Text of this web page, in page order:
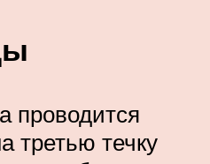
проводится
третью течку